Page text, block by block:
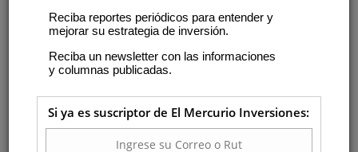
Reciba reportes periódicos para entender y
mejorar su estrategia de inversión.
Reciba un newsletter con las informaciones
y columnas publicadas.
Si ya es suscriptor de El Mercurio Inversiones: